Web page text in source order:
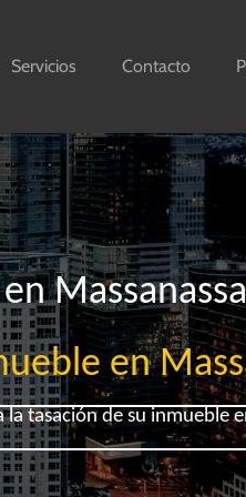
Servicios Contacto
Massanassa
en
tasación de su inmueble